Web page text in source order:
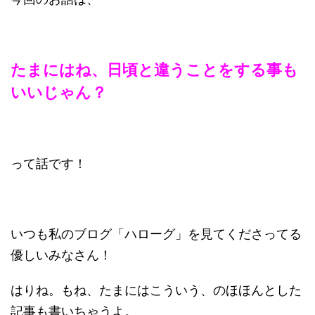
たまにはね、日頃と違うことをする事も
いいじゃん？
って話です！
いつも私のブログ「ハローグ」を見てくださってる
優しいみなさん！
はりね。もね、たまにはこういう、のほほんとした
記事も書いちゃうよ。